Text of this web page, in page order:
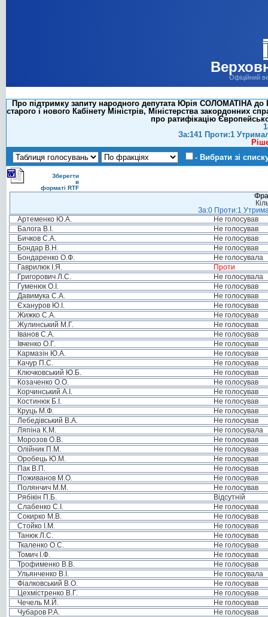
Офіційний
Про підтримку запиту народного депутата Юрія СОЛОМАТІНА до
старого і нового Кабінету Міністрів, Міністерства
про ратифікацію
За:141 Проти:1
- Вибрати зі
Зберегти
в
форматі RTF
За:0 Проти:1
Артеменко Ю.А.
Не голосував
Балога В.І.
Не голосував
Бичков С.А.
Не голосував
Бондар В.Н.
Не голосував
Бондаренко О.Ф.
Не голосувала
Гаврилюк І.Я.
Проти
Григорович Л.С.
Не голосувала
Гуменюк О.І.
Не голосував
Давимука С.А.
Не голосував
Єхануров Ю.І.
Не голосував
Жижко С.А.
Не голосував
Жулинський М.Г.
Не голосував
Іванов С.А.
Не голосував
Івченко О.Г.
Не голосував
Кармазін Ю.А.
Не голосував
Качур П.С.
Не голосував
Ключковський Ю.Б.
Не голосував
Козаченко О.О.
Не голосував
Корчинський А.І.
Не голосував
Костинюк Б.І.
Не голосував
Круць М.Ф.
Не голосував
Лебедівський В.А.
Не голосував
Ляпіна К.М.
Не голосувала
Морозов О.В.
Не голосував
Олійник П.М.
Не голосував
Оробець Ю.М.
Не голосував
Пак В.П.
Не голосував
Поживанов М.О.
Не голосував
Полянчич М.М.
Не голосував
Рябікін П.Б.
Відсутній
Слабенко С.І.
Не голосував
Сокирко М.В.
Не голосував
Стойко І.М.
Не голосував
Танюк Л.С.
Не голосував
Ткаленко О.С.
Не голосував
Томич І.Ф.
Не голосував
Трофименко В.В.
Не голосував
Ульянченко В.І.
Не голосувала
Фіалковський В.О.
Не голосував
Цехмістренко В.Г.
Не голосував
Чечель М.Й.
Не голосував
Чубаров Р.А.
Не голосував